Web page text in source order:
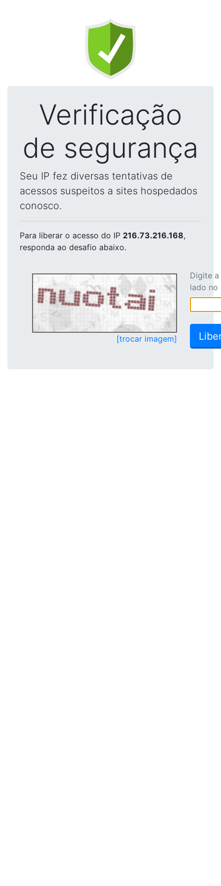
Verificação
de segurança
Seu IP fez diversas tentativas de
acessos suspeitos a sites hospedados
conosco.
Para liberar o acesso do IP 216.73.216.168,
responda ao desafio abaixo.
[trocar imagem]
Digite
lado no